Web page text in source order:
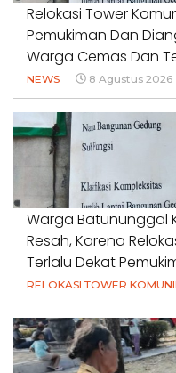
Relokasi Tower
Pemukiman Dan
Warga Cemas Dan
NEWS 8 Agustus 2026
Warga Batununggal
Resah, Karena
Terlalu Dekat
RELOKASI TOWER